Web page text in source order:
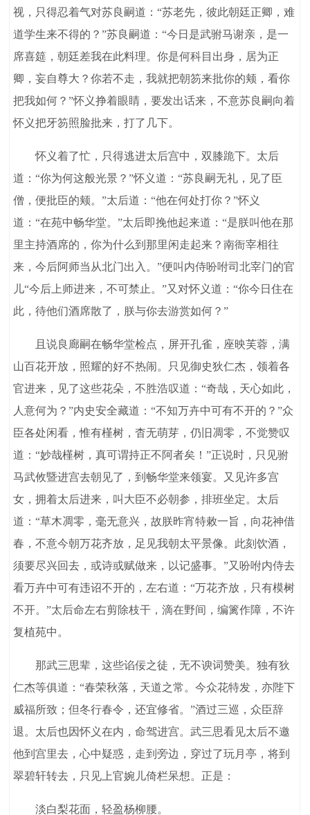
视，只得忍着气对苏良嗣道：“苏老先，彼此朝廷正卿，难
道学生来不得的？”苏良嗣道：“今日是武驸马谢亲，是一
席喜筵，朝廷差我在此料理。你是何科目出身，居为正
卿，妄自尊大？你若不走，我就把朝笏来批你的颊，看你
把我如何？”怀义挣着眼睛，要发出话来，不意苏良嗣向着
怀义把牙笏照脸批来，打了几下。
怀义着了忙，只得逃进太后宫中，双膝跪下。太后
道：“你为何这般光景？”怀义道：“苏良嗣无礼，见了臣
僧，便批臣的颊。”太后道：“他在何处打你？”怀义
道：“在苑中畅华堂。”太后即挽他起来道：“是朕叫他在那
里主持酒席的，你为什么到那里闲走起来？南衙宰相往
来，今后阿师当从北门出入。”便叫内侍吩咐司北宰门的官
儿“今后上师进来，不可禁止。”又对怀义道：“你今日住在
此，待他们酒席散了，朕与你去游赏如何？”
且说良廊嗣在畅华堂检点，屏开孔雀，座映芙蓉，满
山百花开放，照耀的好不热闹。只见御史狄仁杰，领着各
官进来，见了这些花朵，不胜浩叹道：“奇哉，天心如此，
人意何为？”内史安全藏道：“不知万卉中可有不开的？”众
臣各处闲看，惟有槿树，杳无萌芽，仍旧凋零，不觉赞叹
道：“妙哉槿树，真可谓持正不阿者矣！”正说时，只见驸
马武攸暨进宫去朝见了，到畅华堂来领宴。又见许多宫
女，拥着太后进来，叫大臣不必朝参，排班坐定。太后
道：“草木凋零，毫无意兴，故朕昨宵特敕一旨，向花神借
春，不意今朝万花齐放，足见我朝太平景像。此刻饮酒，
须要尽兴回去，或诗或赋做来，以记盛事。”又吩咐内侍去
看万卉中可有违诏不开的，左右道：“万花齐放，只有模树
不开。”太后命左右剪除枝干，滴在野间，编篱作障，不许
复植苑中。
那武三思辈，这些谄佞之徒，无不谀词赞美。独有狄
仁杰等俱道：“春荣秋落，天道之常。今众花特发，亦陛下
威福所致；但冬行春令，还宜修省。”酒过三巡，众臣辞
退。太后也因怀义在内，命驾进宫。武三思看见太后不邀
他到宫里去，心中疑惑，走到旁边，穿过了玩月亭，将到
翠碧轩转去，只见上官婉儿倚栏呆想。正是：
淡白梨花面，轻盈杨柳腰。